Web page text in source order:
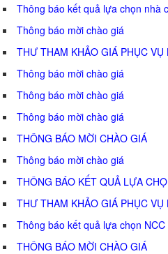
Thông báo kết quả lựa chọn nhà
Thông báo mời chào giá
THƯ THAM KHẢO GIÁ PHỤC
Thông báo mời chào giá
Thông báo mời chào giá
Thông báo mời chào giá
THÔNG BÁO MỜI CHÀO GIÁ
Thông báo mời chào giá
THÔNG BÁO KẾT QUẢ LỰA
THƯ THAM KHẢO GIÁ PHỤC
Thông báo kết quả lựa chọn NCC
THÔNG BÁO MỜI CHÀO GIÁ